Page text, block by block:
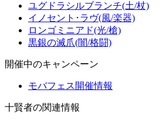
ユグドラシルブランチ(土/杖)
イノセント･ラヴ(風/楽器)
ロンゴミニアド(光/槍)
黒銀の滅爪(闇/格闘)
開催中のキャンペーン
モバフェス開催情報
十賢者の関連情報